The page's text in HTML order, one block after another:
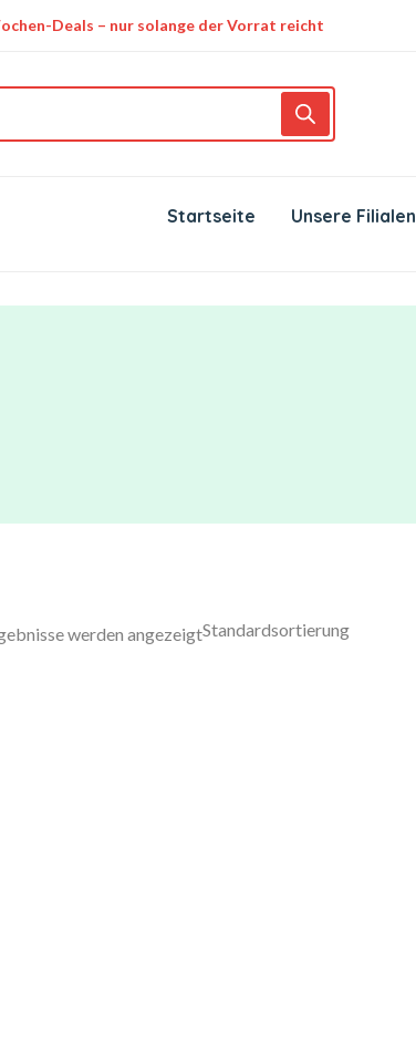
Deals – nur solange der Vorrat reicht
Startseite Unsere Filialen
werden angezeigt